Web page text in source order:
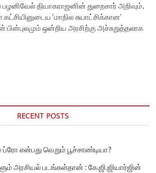
பழனிவேல் தியாகராஜனின் துறைசார் அறிவும்,
‘மாநில சுயாட்சிக்கான’
பின்புலமும் ஒன்றிய அரசிற்கு அச்சுறுத்தலாக
RECENT POSTS
என்பது வெறும் பூச்சாண்டியா?
அரசியல் படங்கள்தான் : கே.ஜி.ஜியார்ஜின்